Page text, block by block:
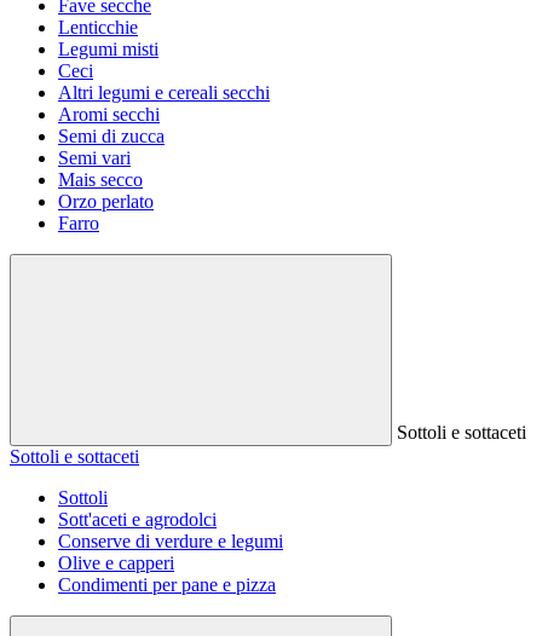
Fave secche
Lenticchie
Legumi misti
Ceci
Altri legumi e cereali secchi
Aromi secchi
Semi di zucca
Semi vari
Mais secco
Orzo perlato
Farro
Sottoli e sottaceti
Sottoli e sottaceti
Sottoli
Sott'aceti e agrodolci
Conserve di verdure e legumi
Olive e capperi
Condimenti per pane e pizza